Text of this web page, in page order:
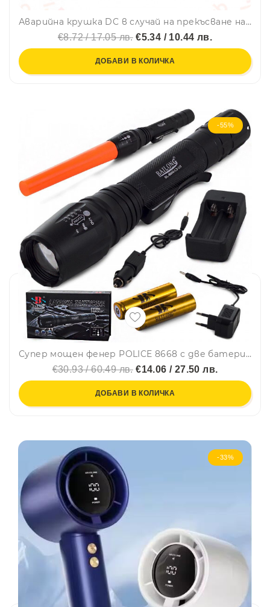
Аварийна крушка DC в случай на прекъсване на захранването в дома и къмпинг 15W FA-6915
€8.72 / 17.05 лв.€5.34 / 10.44 лв.
ДОБАВИ В КОЛИЧКА
-55%
Супер мощен фенер POLICE 8668 с две батерии и червена аварийна палка, CREE T6, Zoom, зарядно за кола и мрежата
€30.93 / 60.49 лв.€14.06 / 27.50 лв.
ДОБАВИ В КОЛИЧКА
-33%